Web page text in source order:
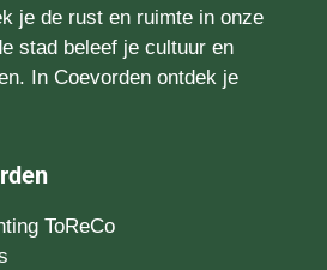
je de rust en ruimte in onze
stad beleef je cultuur en
In Coevorden ontdek je
ToReCo